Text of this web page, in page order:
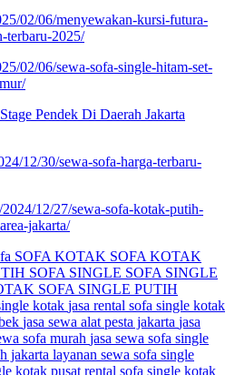
02/06/menyewakan-kursi-futura-
terbaru-2025/
02/06/sewa-sofa-single-hitam-set-
Pendek Di Daerah Jakarta
12/30/sewa-sofa-harga-terbaru-
12/27/sewa-sofa-kotak-putih-
jakarta/
SOFA KOTAK SOFA KOTAK
SOFA SINGLE SOFA SINGLE
SOFA SINGLE PUTIH
kotak jasa rental sofa single kotak
jasa sewa alat pesta jakarta jasa
sofa murah jasa sewa sofa single
jakarta layanan sewa sofa single
kotak pusat rental sofa single kotak